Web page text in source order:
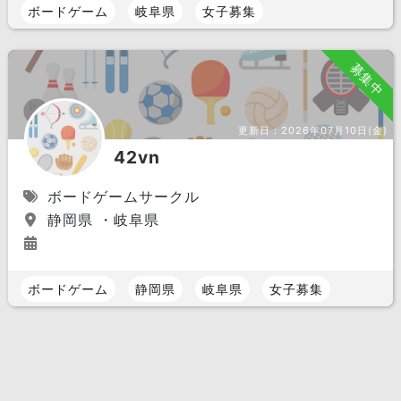
ボードゲーム 岐阜県 女子募集
募集中
更新日： 2026年07月10日(金)
42vn
ボードゲームサークル
静岡県 ・岐阜県
ボードゲーム 静岡県 岐阜県 女子募集